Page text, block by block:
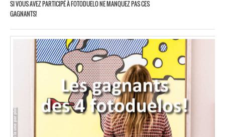
SI VOUS AVEZ PARTICIPÉ À FOTODUELO NE MANQUEZ PAS CES
GAGNANTS!